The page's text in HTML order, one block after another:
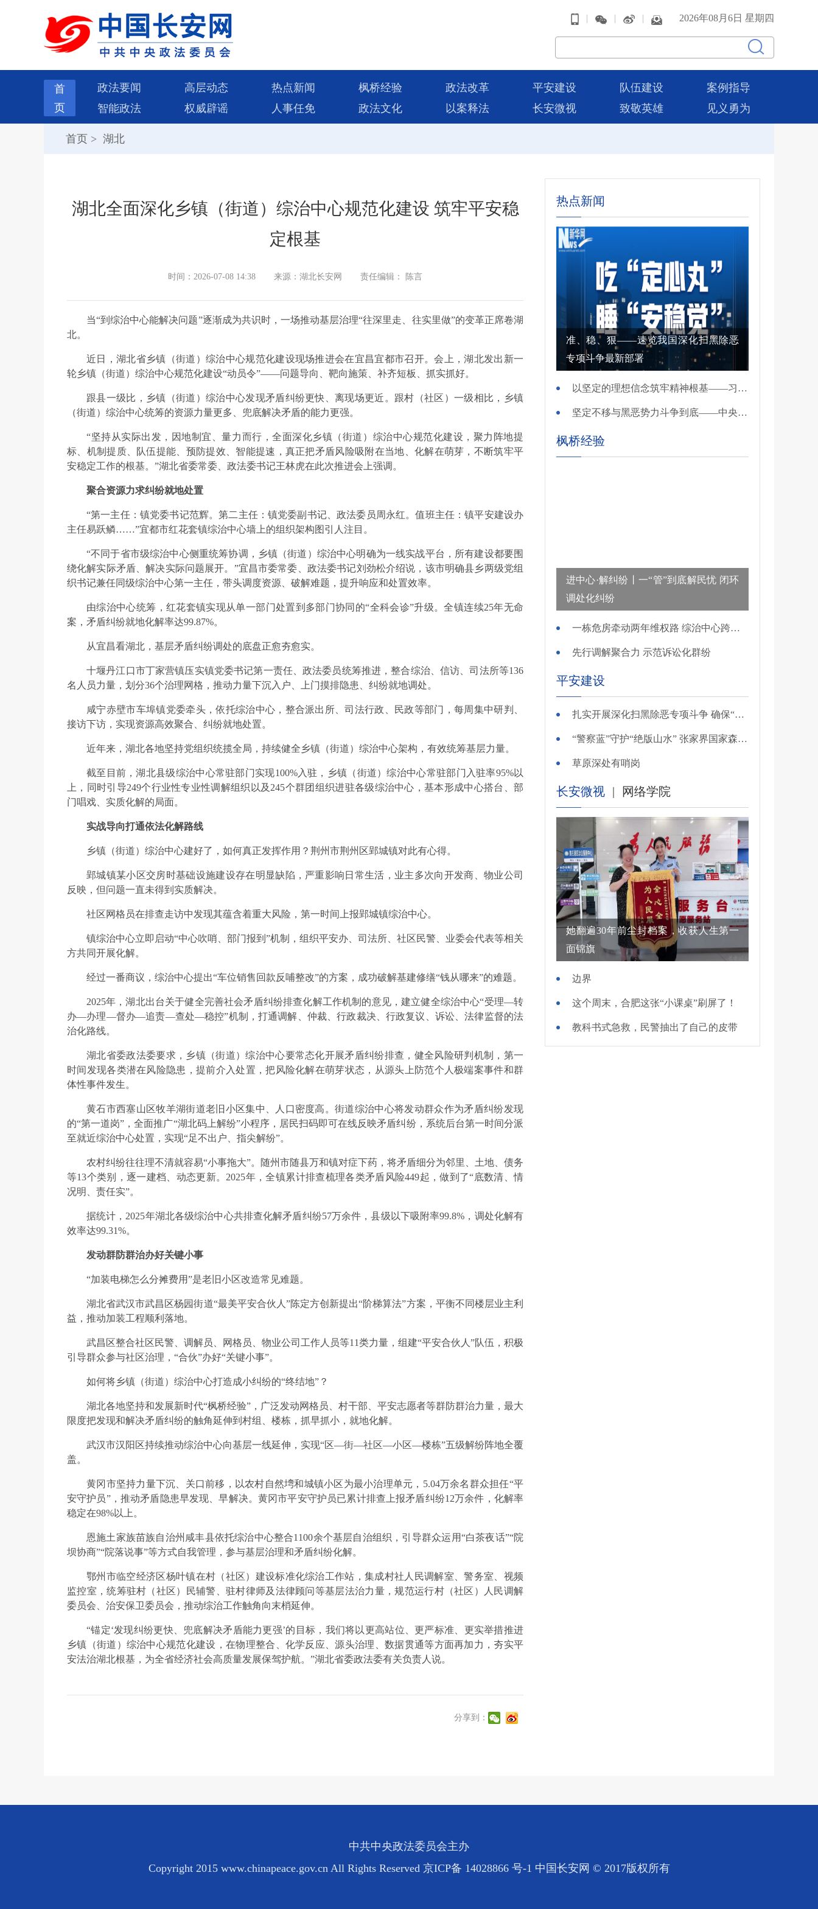
| | | 2026年08月6日 星期四
首
页
政法要闻 高层动态 热点新闻 枫桥经验 政法改革 平安建设 队伍建设
案例指导
智能政法
权威辟谣 人事任免 政法文化 以案释法 长安微视 致敬英雄 见义勇为
首页 > 湖北
湖北全面深化乡镇（街道）综治中心规范化建设 筑牢平安稳
定根基
时间：2026-07-08 14:38 来源：湖北长安网 责任编辑： 陈言
当“到综治中心能解决问题”逐渐成为共识时，一场推动基层治理“往深里走、往实里做”的变革正席卷湖
北。
近日，湖北省乡镇（街道）综治中心规范化建设现场推进会在宜昌宜都市召开。会上，湖北发出新一
轮乡镇（街道）综治中心规范化建设“动员令”——问题导向、靶向施策、补齐短板、抓实抓好。
跟县一级比，乡镇（街道）综治中心发现矛盾纠纷更快、离现场更近。跟村（社区）一级相比，乡镇
（街道）综治中心统筹的资源力量更多、兜底解决矛盾的能力更强。
“坚持从实际出发，因地制宜、量力而行，全面深化乡镇（街道）综治中心规范化建设，聚力阵地提
标、机制提质、队伍提能、预防提效、智能提速，真正把矛盾风险吸附在当地、化解在萌芽，不断筑牢平
安稳定工作的根基。”湖北省委常委、政法委书记王林虎在此次推进会上强调。
聚合资源力求纠纷就地处置
“第一主任：镇党委书记范辉。第二主任：镇党委副书记、政法委员周永红。值班主任：镇平安建设办
主任易跃鳞……”宜都市红花套镇综治中心墙上的组织架构图引人注目。
“不同于省市级综治中心侧重统筹协调，乡镇（街道）综治中心明确为一线实战平台，所有建设都要围
绕化解实际矛盾、解决实际问题展开。”宜昌市委常委、政法委书记刘劲松介绍说，该市明确县乡两级党组
织书记兼任同级综治中心第一主任，带头调度资源、破解难题，提升响应和处置效率。
由综治中心统筹，红花套镇实现从单一部门处置到多部门协同的“全科会诊”升级。全镇连续25年无命
案，矛盾纠纷就地化解率达99.87%。
从宜昌看湖北，基层矛盾纠纷调处的底盘正愈夯愈实。
十堰丹江口市丁家营镇压实镇党委书记第一责任、政法委员统筹推进，整合综治、信访、司法所等136
名人员力量，划分36个治理网格，推动力量下沉入户、上门摸排隐患、纠纷就地调处。
咸宁赤壁市车埠镇党委牵头，依托综治中心，整合派出所、司法行政、民政等部门，每周集中研判、
接访下访，实现资源高效聚合、纠纷就地处置。
近年来，湖北各地坚持党组织统揽全局，持续健全乡镇（街道）综治中心架构，有效统筹基层力量。
截至目前，湖北县级综治中心常驻部门实现100%入驻，乡镇（街道）综治中心常驻部门入驻率95%以
上，同时引导249个行业性专业性调解组织以及245个群团组织进驻各级综治中心，基本形成中心搭台、部
门唱戏、实质化解的局面。
实战导向打通依法化解路线
乡镇（街道）综治中心建好了，如何真正发挥作用？荆州市荆州区郢城镇对此有心得。
郢城镇某小区交房时基础设施建设存在明显缺陷，严重影响日常生活，业主多次向开发商、物业公司
反映，但问题一直未得到实质解决。
社区网格员在排查走访中发现其蕴含着重大风险，第一时间上报郢城镇综治中心。
镇综治中心立即启动“中心吹哨、部门报到”机制，组织平安办、司法所、社区民警、业委会代表等相关
方共同开展化解。
经过一番商议，综治中心提出“车位销售回款反哺整改”的方案，成功破解基建修缮“钱从哪来”的难题。
2025年，湖北出台关于健全完善社会矛盾纠纷排查化解工作机制的意见，建立健全综治中心“受理—转
办—办理—督办—追责—查处—稳控”机制，打通调解、仲裁、行政裁决、行政复议、诉讼、法律监督的法
治化路线。
湖北省委政法委要求，乡镇（街道）综治中心要常态化开展矛盾纠纷排查，健全风险研判机制，第一
时间发现各类潜在风险隐患，提前介入处置，把风险化解在萌芽状态，从源头上防范个人极端案事件和群
体性事件发生。
黄石市西塞山区牧羊湖街道老旧小区集中、人口密度高。街道综治中心将发动群众作为矛盾纠纷发现
的“第一道岗”，全面推广“湖北码上解纷”小程序，居民扫码即可在线反映矛盾纠纷，系统后台第一时间分派
至就近综治中心处置，实现“足不出户、指尖解纷”。
农村纠纷往往理不清就容易“小事拖大”。随州市随县万和镇对症下药，将矛盾细分为邻里、土地、债务
等13个类别，逐一建档、动态更新。2025年，全镇累计排查梳理各类矛盾风险449起，做到了“底数清、情
况明、责任实”。
据统计，2025年湖北各级综治中心共排查化解矛盾纠纷57万余件，县级以下吸附率99.8%，调处化解有
效率达99.31%。
发动群防群治办好关键小事
“加装电梯怎么分摊费用”是老旧小区改造常见难题。
湖北省武汉市武昌区杨园街道“最美平安合伙人”陈定方创新提出“阶梯算法”方案，平衡不同楼层业主利
益，推动加装工程顺利落地。
武昌区整合社区民警、调解员、网格员、物业公司工作人员等11类力量，组建“平安合伙人”队伍，积极
引导群众参与社区治理，“合伙”办好“关键小事”。
如何将乡镇（街道）综治中心打造成小纠纷的“终结地”？
湖北各地坚持和发展新时代“枫桥经验”，广泛发动网格员、村干部、平安志愿者等群防群治力量，最大
限度把发现和解决矛盾纠纷的触角延伸到村组、楼栋，抓早抓小，就地化解。
武汉市汉阳区持续推动综治中心向基层一线延伸，实现“区—街—社区—小区—楼栋”五级解纷阵地全覆
盖。
黄冈市坚持力量下沉、关口前移，以农村自然塆和城镇小区为最小治理单元，5.04万余名群众担任“平
安守护员”，推动矛盾隐患早发现、早解决。黄冈市平安守护员已累计排查上报矛盾纠纷12万余件，化解率
稳定在98%以上。
恩施土家族苗族自治州咸丰县依托综治中心整合1100余个基层自治组织，引导群众运用“白茶夜话”“院
坝协商”“院落说事”等方式自我管理，参与基层治理和矛盾纠纷化解。
鄂州市临空经济区杨叶镇在村（社区）建设标准化综治工作站，集成村社人民调解室、警务室、视频
监控室，统筹驻村（社区）民辅警、驻村律师及法律顾问等基层法治力量，规范运行村（社区）人民调解
委员会、治安保卫委员会，推动综治工作触角向末梢延伸。
“锚定‘发现纠纷更快、兜底解决矛盾能力更强’的目标，我们将以更高站位、更严标准、更实举措推进
乡镇（街道）综治中心规范化建设，在物理整合、化学反应、源头治理、数据贯通等方面再加力，夯实平
安法治湖北根基，为全省经济社会高质量发展保驾护航。”湖北省委政法委有关负责人说。
分享到：
热点新闻
准、稳、狠——速览我国深化扫黑除恶
专项斗争最新部署
以坚定的理想信念筑牢精神根基——习近平党建思想理论品格系列述评之一
坚定不移与黑恶势力斗争到底——中央政法委负责同志就开展深化扫黑除恶专项斗争有关问题答记者问
枫桥经验
进中心·解纠纷丨一“管”到底解民忧 闭环
调处化纠纷
一栋危房牵动两年维权路 综治中心跨省寻鉴解民忧
先行调解聚合力 示范诉讼化群纷
平安建设
扎实开展深化扫黑除恶专项斗争 确保“全年全域平平安安、平平稳稳”——广东召开全省扫黑除恶专项斗争视频
“警察蓝”守护“绝版山水” 张家界国家森林公园景区派出所深化“生态警务”建设
草原深处有哨岗
长安微视 | 网络学院
她翻遍30年前尘封档案，收获人生第一
面锦旗
边界
这个周末，合肥这张“小课桌”刷屏了！
教科书式急救，民警抽出了自己的皮带
中共中央政法委员会主办
Copyright 2015 www.chinapeace.gov.cn All Rights Reserved 京ICP备 14028866 号-1 中国长安网 © 2017版权所有